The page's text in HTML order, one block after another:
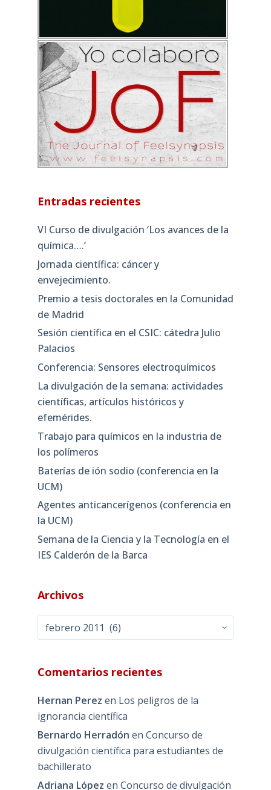
Entradas recientes
VI Curso de divulgación ‘Los avances de la
química….’
Jornada científica: cáncer y
envejecimiento.
Premio a tesis doctorales en la Comunidad
de Madrid
Sesión científica en el CSIC: cátedra Julio
Palacios
Conferencia: Sensores electroquímicos
La divulgación de la semana: actividades
científicas, artículos históricos y
efemérides.
Trabajo para químicos en la industria de
los polímeros
Baterías de ión sodio (conferencia en la
UCM)
Agentes anticancerígenos (conferencia en
la UCM)
Semana de la Ciencia y la Tecnología en el
IES Calderón de la Barca
Archivos
Archivos
Comentarios recientes
Hernan Perez en Los peligros de la
ignorancia científica
Bernardo Herradón en Concurso de
divulgación científica para estudiantes de
bachillerato
Adriana López en Concurso de divulgación